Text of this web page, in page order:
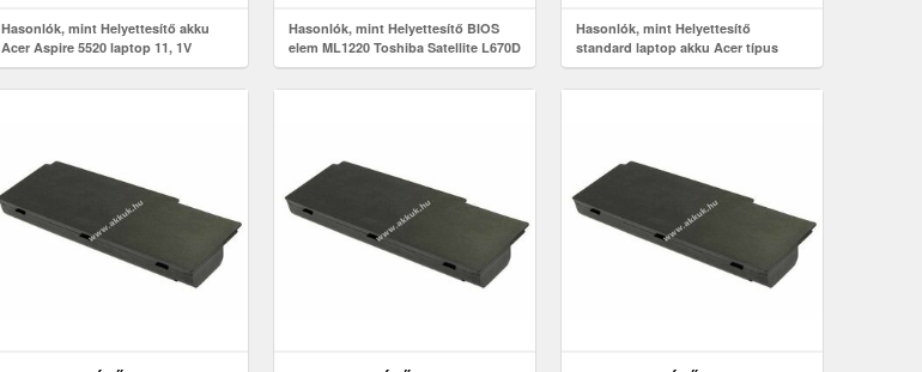
Hasonlók, mint Helyettesítő akku
Acer Aspire 5520 laptop 11, 1V
5200mAh Li-Ion
Hasonlók, mint Helyettesítő BIOS
elem ML1220 Toshiba Satellite L670D
40mAh
Hasonlók, mint Helyettesítő
standard laptop akku Acer típus
AS07B31